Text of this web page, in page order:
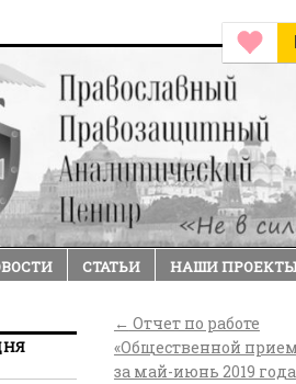
СТАТЬИ НАШИ
← Отчет по работе
«Общественной
за май-июнь 2019 года